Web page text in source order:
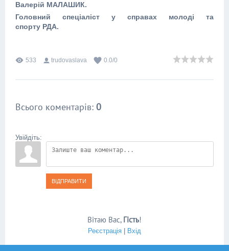
Валерій МАЛАШИК.
Головний спеціаліст у справах молоді та
спорту РДА.
533 trudovaslava 0.0/0
Всього коментарів: 0
Увійдіть:
ВІДПРАВИТИ
Вітаю Вас, Гість!
Реєстрація Вхід